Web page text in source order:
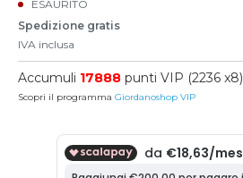
ESAURITO
Spedizione gratis
IVA inclusa
Accumuli 17888 punti VIP (2236 x8)
Scopri il programma Giordanoshop VIP